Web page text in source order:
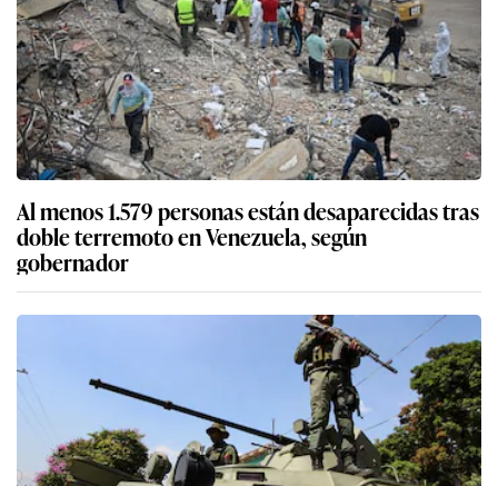
Al menos 1.579 personas están desaparecidas tras
doble terremoto en Venezuela, según
gobernador